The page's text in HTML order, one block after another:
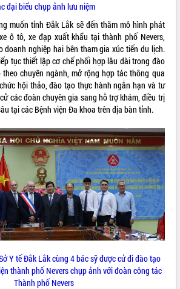
tỉnh
đêm
đường bộ
trưởng
Quý
– 2030
thông
với tỉnh
lực y tế
nghiệm
cơ sở dữ
tạo (AI)
2026
Đắk Lắk
đại biểu chụp ảnh lưu niệm
muốn tỉnh Đắk Lắk sẽ đến thăm mô hình phát
ô tô, xe đạp xuất khẩu tại thành phố Nevers,
doanh nghiệp hai bên tham gia xúc tiến du lịch.
tục thiết lập cơ chế phối hợp lâu dài trong đào
chuyên ngành, mở rộng hợp tác thông qua
hội thảo, đào tạo thực hành ngắn hạn và tư
các đoàn chuyên gia sang hỗ trợ khám, điều trị
tại các Bệnh viện Đa khoa trên địa bàn tỉnh.
Y tế Đắk Lắk cùng 4 bác sỹ được cử đi đào tạo
thành phố Nevers chụp ảnh với đoàn công tác
Thành phố Nevers